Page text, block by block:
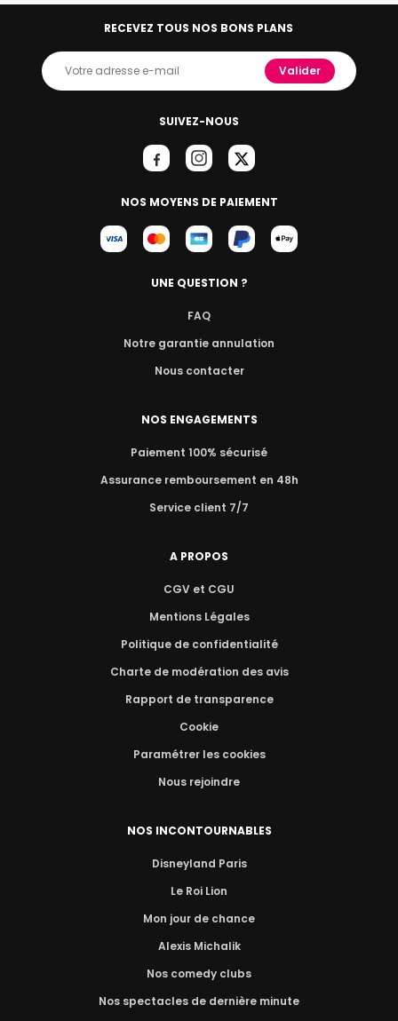
SUIVEZ-NOUS
NOS MOYENS DE PAIEMENT
RECEVEZ TOUS NOS BONS PLANS
Valider
UNE QUESTION ?
FAQ
Notre garantie annulation
Nous contacter
NOS ENGAGEMENTS
Paiement 100% sécurisé
Assurance remboursement en 48h
Service client 7/7
A PROPOS
CGV et CGU
Mentions Légales
Politique de confidentialité
Charte de modération des avis
Rapport de transparence
Cookie
Paramétrer les cookies
Nous rejoindre
NOS INCONTOURNABLES
Disneyland Paris
Le Roi Lion
Mon jour de chance
Alexis Michalik
Nos comedy clubs
Nos spectacles de dernière minute